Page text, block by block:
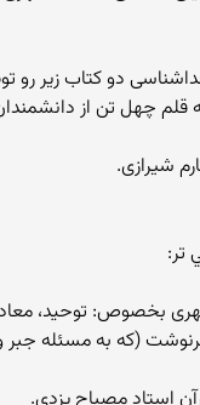
دو كتاب زير رو
قلم چهل تن از
تر:
بخصوص: توحيد،
(كه به مسئله جبر و